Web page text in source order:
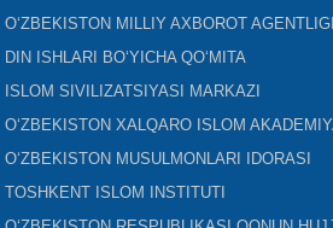
O‘ZBEKISTON MILLIY AXBOROT AGENTLIGI
DIN ISHLARI BO‘YICHA QO‘MITA
ISLOM SIVILIZATSIYASI MARKAZI
O‘ZBEKISTON XALQARO ISLOM
O‘ZBEKISTON MUSULMONLARI IDORASI
TOSHKENT ISLOM INSTITUTI